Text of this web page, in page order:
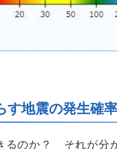
す地震の発生確率
るのか？ それが分